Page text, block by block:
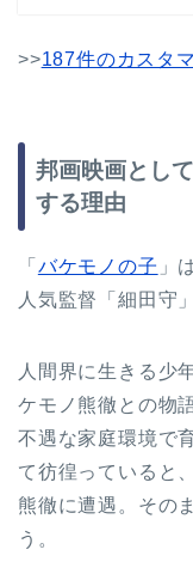
>>187件のカスタ
邦画映画とし
する理由
「 バケモノの子 」
人気監督「細田守
人間界に生きる少
ケモノ熊徹との物語
不遇な家庭環境で
て彷徨っていると
熊徹に遭遇。その
う。